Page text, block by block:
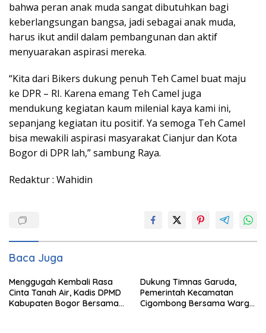
bahwa peran anak muda sangat dibutuhkan bagi
keberlangsungan bangsa, jadi sebagai anak muda,
harus ikut andil dalam pembangunan dan aktif
menyuarakan aspirasi mereka.
“Kita dari Bikers dukung penuh Teh Camel buat maju
ke DPR – RI. Karena emang Teh Camel juga
mendukung kegiatan kaum milenial kaya kami ini,
sepanjang kegiatan itu positif. Ya semoga Teh Camel
bisa mewakili aspirasi masyarakat Cianjur dan Kota
Bogor di DPR lah,” sambung Raya.
Redaktur : Wahidin
Baca Juga
Menggugah Kembali Rasa
Cinta Tanah Air, Kadis DPMD
Kabupaten Bogor Bersama
Dukung Timnas Garuda,
Pemerintah Kecamatan
Cigombong Bersama Warga